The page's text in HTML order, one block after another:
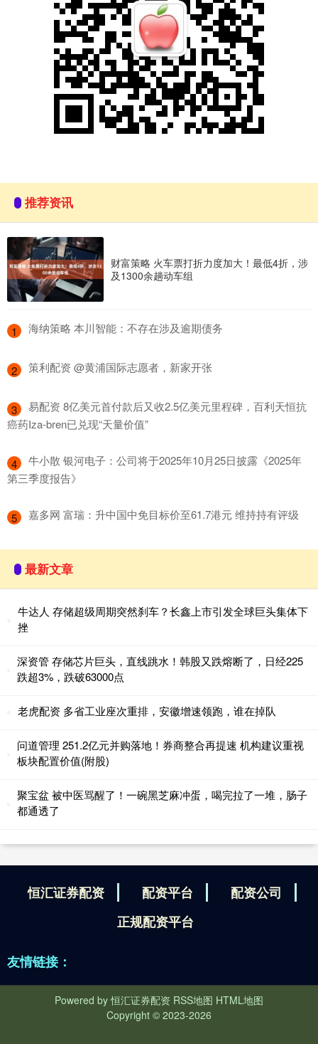
推荐资讯
财富策略 火车票打折力度加大！最低4折，涉
及1300余趟动车组
1 ​海纳策略 本川智能：不存在涉及逾期债务
2 ​策利配资 @黄浦国际志愿者，新家开张
3
​易配资 8亿美元首付款后又收2.5亿美元里程碑，百利天恒抗
癌药Iza-bren已兑现“天量价值”
4
​牛小散 银河电子：公司将于2025年10月25日披露《2025年
第三季度报告》
5 ​嘉多网 富瑞：升中国中免目标价至61.7港元 维持持有评级
最新文章
牛达人 存储超级周期突然刹车？长鑫上市引发全球巨头集体下
挫
深资管 存储芯片巨头，直线跳水！韩股又跌熔断了，日经225
跌超3%，跌破63000点
老虎配资 多省工业座次重排，安徽增速领跑，谁在掉队
问道管理 251.2亿元并购落地！券商整合再提速 机构建议重视
板块配置价值(附股)
聚宝盆 被中医骂醒了！一碗黑芝麻冲蛋，喝完拉了一堆，肠子
都通透了
恒汇证券配资 配资平台
配资公司
正规配资平台
友情链接：
Powered by恒汇证券配资 RSS地图 HTML地图
Copyright © 2023-2026